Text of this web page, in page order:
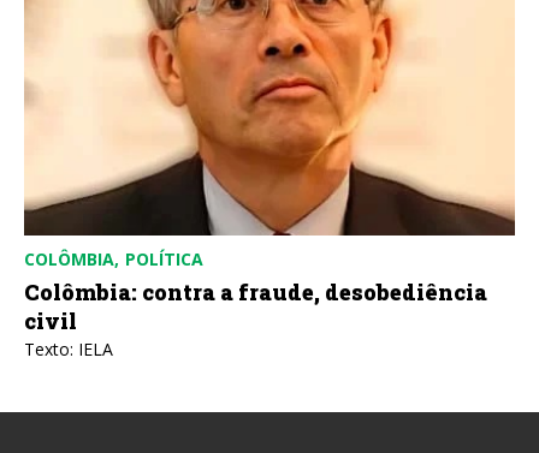
COLÔMBIA POLÍTICA
Colômbia: contra a fraude, desobediência
civil
Texto: IELA